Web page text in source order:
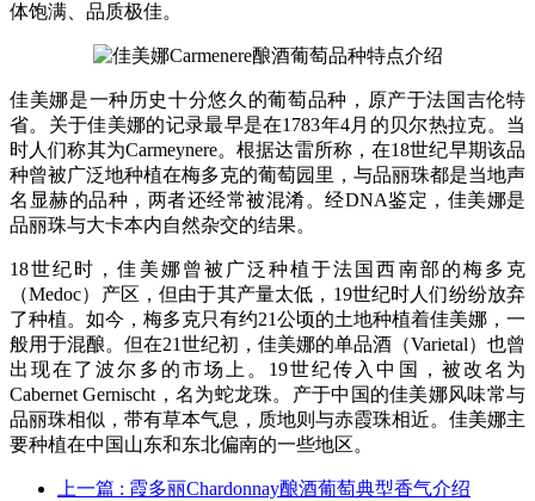
体饱满、品质极佳。
佳美娜是一种历史十分悠久的葡萄品种，原产于法国吉伦特
省。关于佳美娜的记录最早是在1783年4月的贝尔热拉克。当
时人们称其为Carmeynere。根据达雷所称，在18世纪早期该品
种曾被广泛地种植在梅多克的葡萄园里，与品丽珠都是当地声
名显赫的品种，两者还经常被混淆。经DNA鉴定，佳美娜是
品丽珠与大卡本内自然杂交的结果。
18世纪时，佳美娜曾被广泛种植于法国西南部的梅多克
（Medoc）产区，但由于其产量太低，19世纪时人们纷纷放弃
了种植。如今，梅多克只有约21公顷的土地种植着佳美娜，一
般用于混酿。但在21世纪初，佳美娜的单品酒（Varietal）也曾
出现在了波尔多的市场上。19世纪传入中国，被改名为
Cabernet Gernischt，名为蛇龙珠。产于中国的佳美娜风味常与
品丽珠相似，带有草本气息，质地则与赤霞珠相近。佳美娜主
要种植在中国山东和东北偏南的一些地区。
上一篇 : 霞多丽Chardonnay酿酒葡萄典型香气介绍